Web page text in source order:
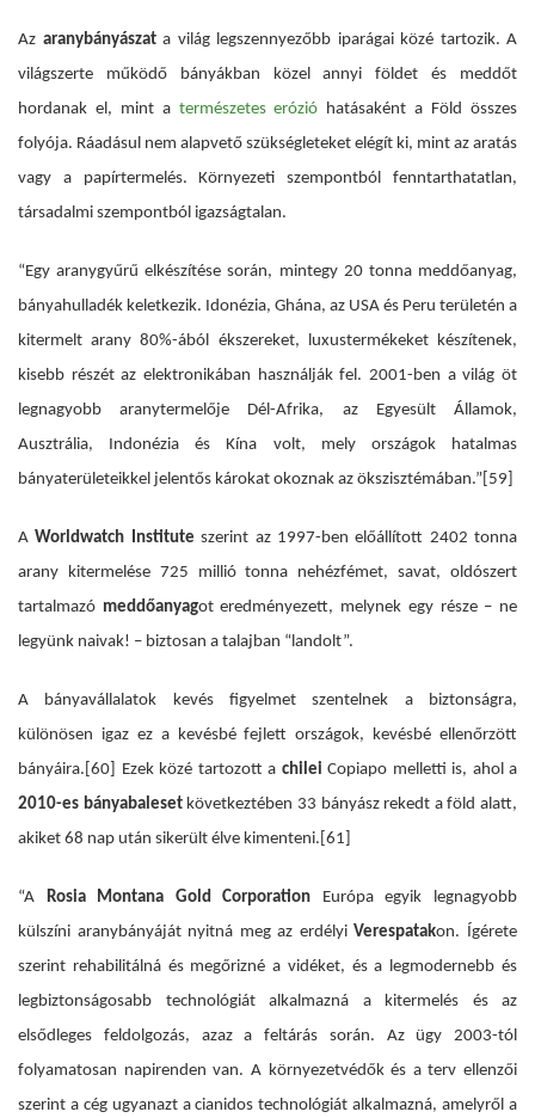
Az aranybányászata világ legszennyezőbb iparágai közé tartozik. A
világszerte működő bányákban közel annyi földet és meddőt
hordanak el, mint a természetes erózió hatásaként a Föld összes
folyója. Ráadásul nem alapvető szükségleteket elégít ki, mint az aratás
vagy a papírtermelés. Környezeti szempontból fenntarthatatlan,
társadalmi szempontból igazságtalan.
“Egy aranygyűrű elkészítése során, mintegy 20 tonna meddőanyag,
bányahulladék keletkezik. Idonézia, Ghána, az USA és Peru területén a
kitermelt arany 80%-ából ékszereket, luxustermékeket készítenek,
kisebb részét az elektronikában használják fel. 2001-ben a világ öt
legnagyobb aranytermelője Dél-Afrika, az Egyesült Államok,
Ausztrália, Indonézia és Kína volt, mely országok hatalmas
bányaterületeikkel jelentős károkat okoznak az ökszisztémában.” [59]
AWorldwatch Institute szerint az 1997-ben előállított 2402 tonna
arany kitermelése 725 millió tonna nehézfémet, savat, oldószert
tartalmazó meddőanyagot eredményezett, melynek egy része – ne
legyünk naivak! – biztosan a talajban “landolt”.
A bányavállalatok kevés figyelmet szentelnek a biztonságra,
különösen igaz ez a kevésbé fejlett országok, kevésbé ellenőrzött
bányáira. [60] Ezek közé tartozott a chilei Copiapo melletti is, ahol a
2010-es bányabalesetkövetkeztében 33 bányász rekedt a föld alatt,
akiket 68 nap után sikerült élve kimenteni. [61]
“A Rosia Montana Gold Corporation Európa egyik legnagyobb
külszíni aranybányáját nyitná meg az erdélyiVerespatakon. Ígérete
szerint rehabilitálná és megőrizné a vidéket, és a legmodernebb és
legbiztonságosabb technológiát alkalmazná a kitermelés és az
elsődleges feldolgozás, azaz a feltárás során. Az ügy 2003-tól
folyamatosan napirenden van. A környezetvédők és a terv ellenzői
szerint a cég ugyanazt a cianidos technológiát alkalmazná, amelyről a